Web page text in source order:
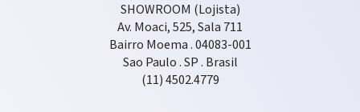
SHOWROOM (Lojista)
Av. Moaci, 525, Sala 711
Bairro Moema . 04083-001
Sao Paulo . SP . Brasil
(11) 4502.4779